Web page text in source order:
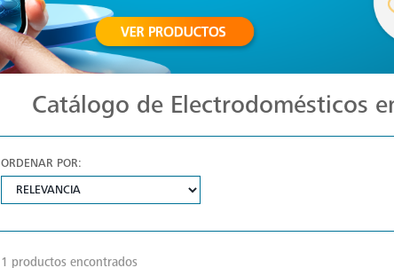
Catálogo de Electrodomésticos
ORDENAR POR:
1 productos encontrados